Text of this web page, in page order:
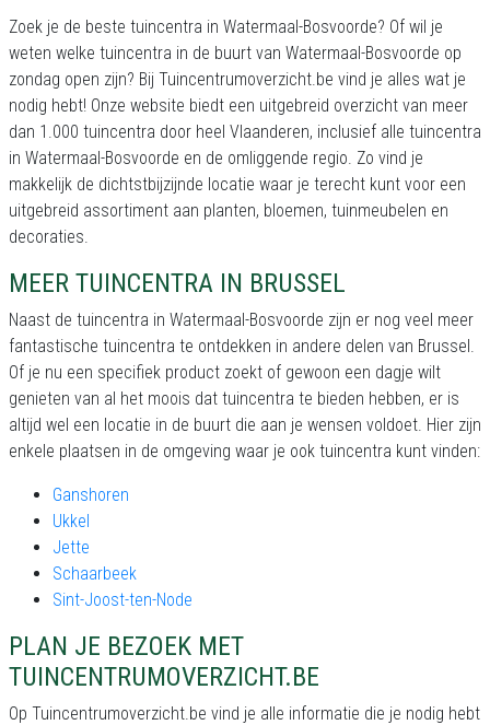
Zoek je de beste tuincentra in Watermaal-Bosvoorde? Of wil je
weten welke tuincentra in de buurt van Watermaal-Bosvoorde op
zondag open zijn? Bij Tuincentrumoverzicht.be vind je alles wat je
nodig hebt! Onze website biedt een uitgebreid overzicht van meer
dan 1.000 tuincentra door heel Vlaanderen, inclusief alle tuincentra
in Watermaal-Bosvoorde en de omliggende regio. Zo vind je
makkelijk de dichtstbijzijnde locatie waar je terecht kunt voor een
uitgebreid assortiment aan planten, bloemen, tuinmeubelen en
decoraties.
MEER TUINCENTRA IN BRUSSEL
Naast de tuincentra in Watermaal-Bosvoorde zijn er nog veel meer
fantastische tuincentra te ontdekken in andere delen van Brussel.
Of je nu een specifiek product zoekt of gewoon een dagje wilt
genieten van al het moois dat tuincentra te bieden hebben, er is
altijd wel een locatie in de buurt die aan je wensen voldoet. Hier zijn
enkele plaatsen in de omgeving waar je ook tuincentra kunt vinden:
Ganshoren
Ukkel
Jette
Schaarbeek
Sint-Joost-ten-Node
PLAN JE BEZOEK MET
TUINCENTRUMOVERZICHT.BE
Op Tuincentrumoverzicht.be vind je alle informatie die je nodig hebt